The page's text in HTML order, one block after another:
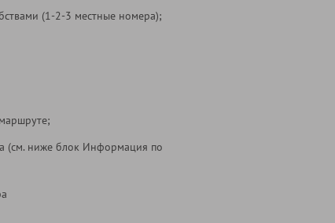
(1-2-3 местные номера);
(см. ниже блок Информация по